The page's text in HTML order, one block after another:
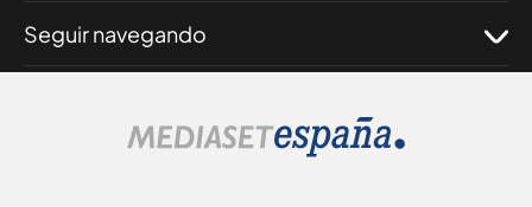
Seguir navegando